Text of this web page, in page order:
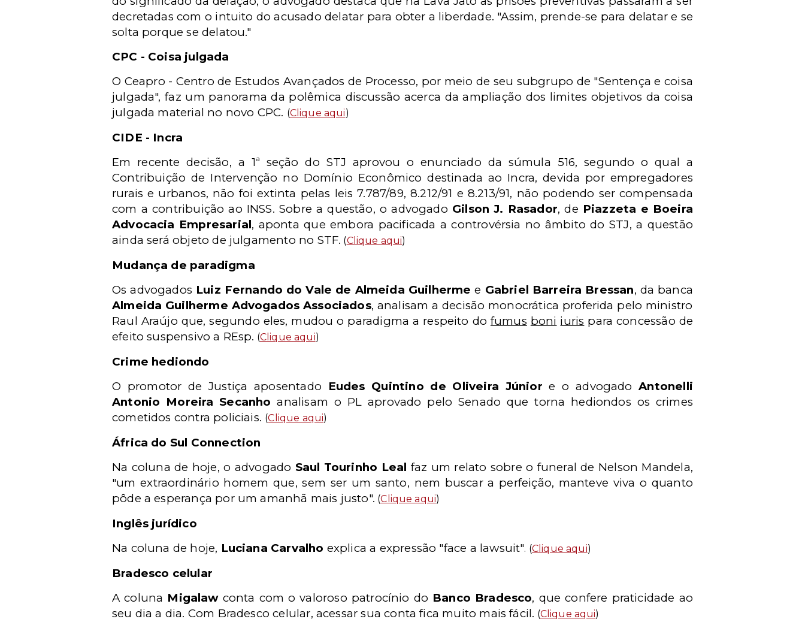
decretadas com o intuito do acusado delatar para obter a liberdade. "Assim, prende-se para delatar e se
solta porque se delatou."
CPC - Coisa julgada
O Ceapro - Centro de Estudos Avançados de Processo, por meio de seu subgrupo de "Sentença e coisa
julgada", faz um panorama da polêmica discussão acerca da ampliação dos limites objetivos da coisa
julgada material no novo CPC. (Clique aqui)
CIDE - Incra
Em recente decisão, a 1ª seção do STJ aprovou o enunciado da súmula 516, segundo o qual a
Contribuição de Intervenção no Domínio Econômico destinada ao Incra, devida por empregadores
rurais e urbanos, não foi extinta pelas leis 7.787/89, 8.212/91 e 8.213/91, não podendo ser compensada
com a contribuição ao INSS. Sobre a questão, o advogado Gilson J. Rasador, de Piazzeta e Boeira
Advocacia Empresarial, aponta que embora pacificada a controvérsia no âmbito do STJ, a questão
ainda será objeto de julgamento no STF. (Clique aqui)
Mudança de paradigma
Os advogados Luiz Fernando do Vale de Almeida Guilhermee Gabriel Barreira Bressan, da banca
Almeida Guilherme Advogados Associados, analisam a decisão monocrática proferida pelo ministro
Raul Araújo que, segundo eles, mudou o paradigma a respeito do fumus boni iuris para concessão de
efeito suspensivo a REsp. (Clique aqui)
Crime hediondo
O promotor de Justiça aposentado Eudes Quintino de Oliveira Júnior e o advogado Antonelli
Antonio Moreira Secanho analisam o PL aprovado pelo Senado que torna hediondos os crimes
cometidos contra policiais. (Clique aqui)
África do Sul Connection
Na coluna de hoje, o advogado Saul Tourinho Leal faz um relato sobre o funeral de Nelson Mandela,
"um extraordinário homem que, sem ser um santo, nem buscar a perfeição, manteve viva o quanto
pôde a esperança por um amanhã mais justo". (Clique aqui)
Inglês jurídico
Na coluna de hoje, Luciana Carvalho explica a expressão "face a lawsuit". (Clique aqui)
Bradesco celular
A coluna Migalawconta com o valoroso patrocínio do Banco Bradesco, que confere praticidade ao
seu dia a dia. Com Bradesco celular, acessar sua conta fica muito mais fácil. (Clique aqui)